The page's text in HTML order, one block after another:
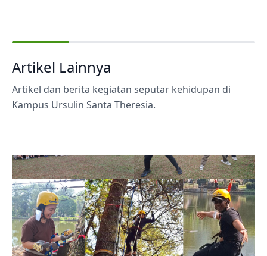
Artikel Lainnya
Artikel dan berita kegiatan seputar kehidupan di
Kampus Ursulin Santa Theresia.